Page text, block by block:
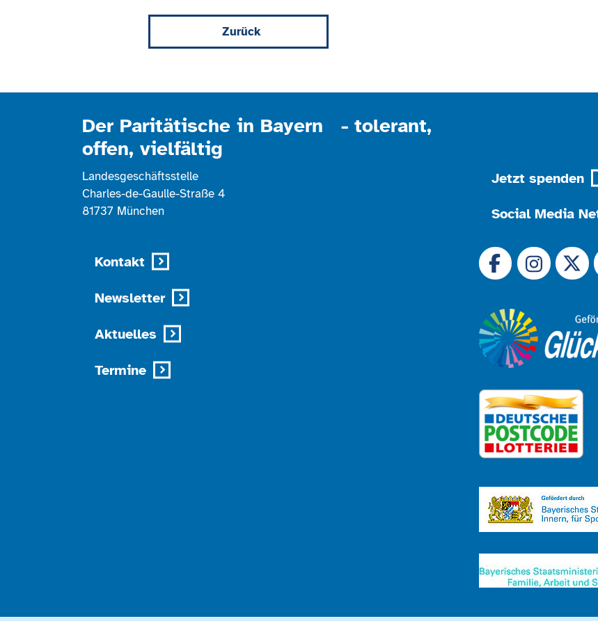
Zurück
Der Paritätische in Bayern - tolerant,
offen, vielfältig
Landesgeschäftsstelle
Charles-de-Gaulle-Straße 4
81737 München
Kontakt
Newsletter
Aktuelles
Termine
Jetzt spenden
Social Media